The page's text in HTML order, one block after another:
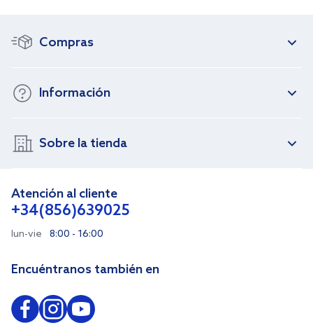
Compras
Información
Sobre la tienda
Atención al cliente
+34(856)639025
lun-vie 8:00 - 16:00
Encuéntranos también en